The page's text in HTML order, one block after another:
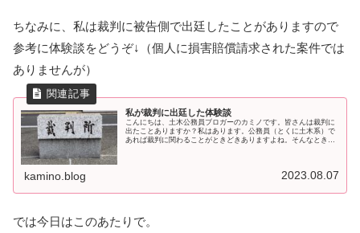
ちなみに、私は裁判に被告側で出廷したことがありますので
参考に体験談をどうぞ↓（個人に損害賠償請求された案件では
ありませんが）
私が裁判に出廷した体験談
こんにちは、土木公務員ブロガーのカミノです。皆さんは裁判に
出たことありますか？私はあります。公務員（とくに土木系）で
あれば裁判に関わることがときどきありますよね。そんなときの
kamino.blog 2023.08.07
では今日はこのあたりで。